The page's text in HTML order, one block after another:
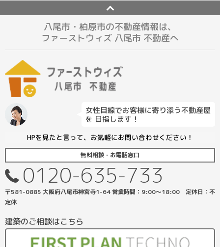
八尾市・柏原市の不動産情報は、
ファーストウィズ 八尾市 不動産へ
女性目線でお客様に寄り添う不動産屋
を 目指します！
HPを見たと言って、お気軽にお問い合わせください！
無料相談・お電話窓口
0120-635-733
〒581-0885 大阪府八尾市神宮寺1-64 営業時間：9:00〜18:00 定休日：不
定休
建築のご相談はこちら